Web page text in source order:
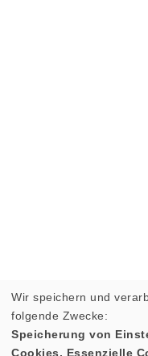
Wir speichern und
folgende Zwecke:
Speicherung von
Cookies, Essenzielle